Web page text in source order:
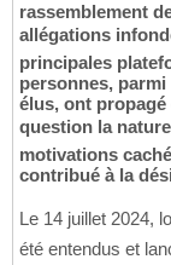
rassemblement
allégations
principales
personnes,
élus, ont
question la
motivations
contribué à la
Le 14 juillet 2024,
été entendus et